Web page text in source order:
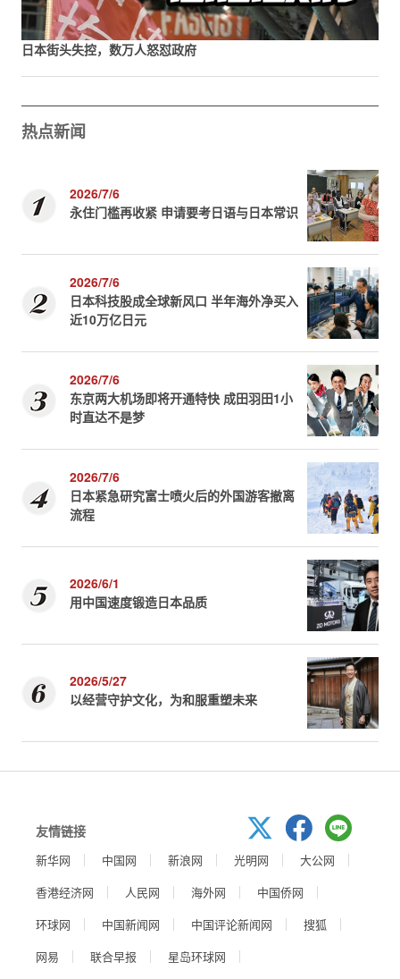
日本街头失控，数万人怒怼政府
热点新闻
2026/7/6
永住门槛再收紧 申请要考日语与日本常识
2026/7/6
日本科技股成全球新风口 半年海外净买入
近10万亿日元
2026/7/6
东京两大机场即将开通特快 成田羽田1小
时直达不是梦
2026/7/6
日本紧急研究富士喷火后的外国游客撤离
流程
2026/6/1
用中国速度锻造日本品质
2026/5/27
以经营守护文化，为和服重塑未来
友情链接
新华网 中国网 新浪网 光明网
大公网
香港经济网
人民网 海外网
中国侨网
环球网
中国新闻网 中国评论新闻网
搜狐
网易
联合早报
星岛环球网